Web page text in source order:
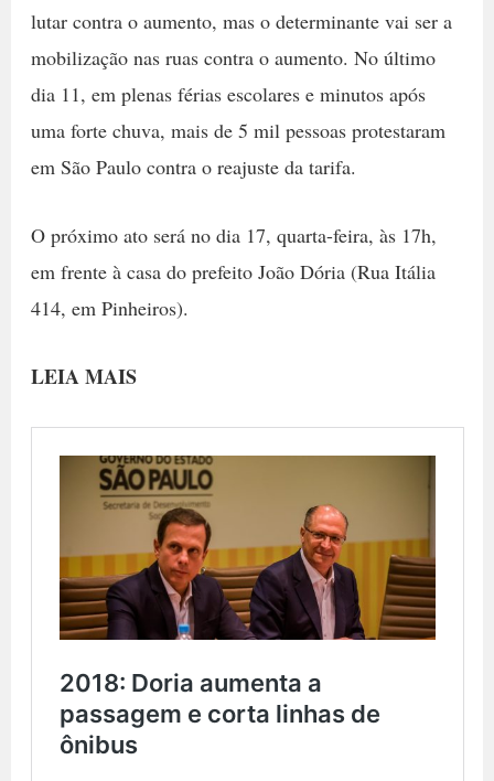
lutar contra o aumento, mas o determinante vai ser a
mobilização nas ruas contra o aumento. No último
dia 11, em plenas férias escolares e minutos após
uma forte chuva, mais de 5 mil pessoas protestaram
em São Paulo contra o reajuste da tarifa.
O próximo ato será no dia 17, quarta-feira, às 17h,
em frente à casa do prefeito João Dória (Rua Itália
414, em Pinheiros).
LEIA MAIS